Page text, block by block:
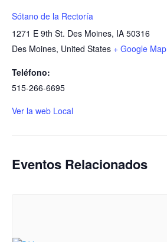
Sótano de la Rectoría
1271 E 9th St. Des Moines, IA 50316
Des Moines, United States + Google Map
Teléfono:
515-266-6695
Ver la web Local
Eventos Relacionados